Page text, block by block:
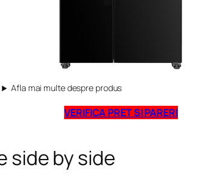
Afla mai multe despre produs
VERIFICA PRET SI PARERI
side by side